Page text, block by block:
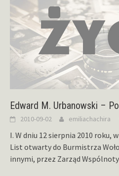
Edward M. Urbanowski –
2010-09-02 emiliachachira
I. W dniu 12 sierpnia 2010 roku,
List otwarty do Burmistrza
innymi, przez Zarząd Wspólnoty